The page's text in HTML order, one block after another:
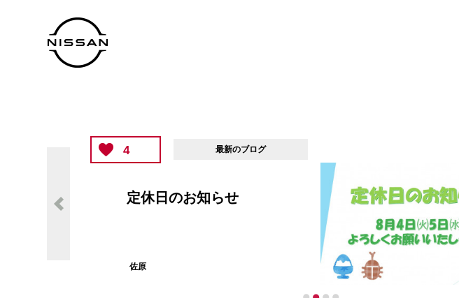
4 最新のブログ
定休日のお知らせ
佐原